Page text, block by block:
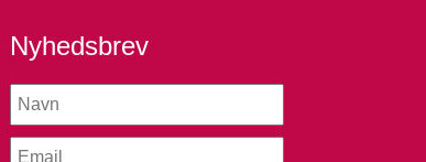
Nyhedsbrev